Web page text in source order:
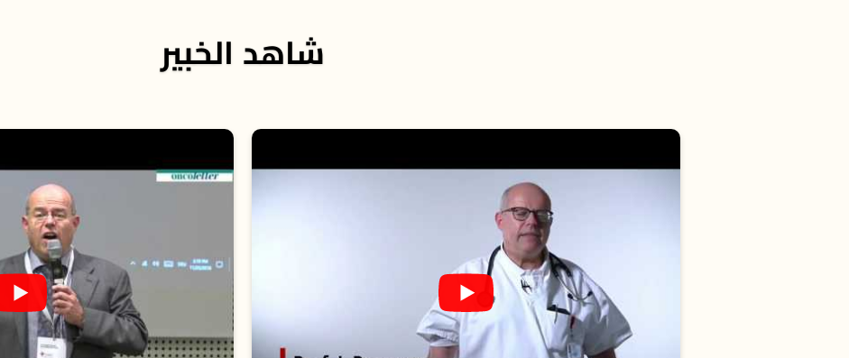
شاهد الخبير